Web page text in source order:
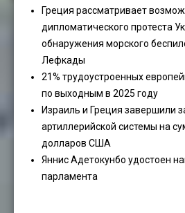
Греция рассматривает
дипломатического протеста
обнаружения морского
Лефкады
21% трудоустроенных
по выходным в 2025 году
Израиль и Греция завершили
артиллерийской системы на
долларов США
Яннис Адетокунбо удостоен
парламента